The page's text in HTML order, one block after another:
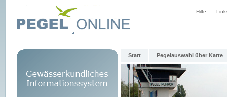
Hilfe
Start Pegelauswahl über Karte